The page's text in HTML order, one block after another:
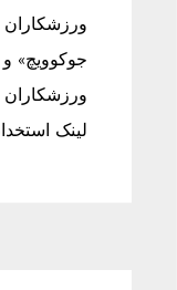
جوکوویچ» و
لینک